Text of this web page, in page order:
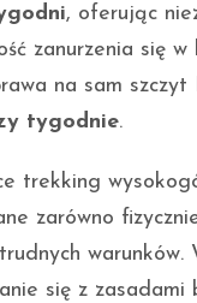
, oferując
zanurzenia się
na sam szczyt
tygodnie.
trekking
zarówno
warunków.
się z zasadami